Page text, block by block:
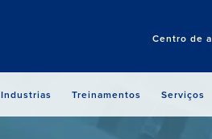
Centro de
Industrias Treinamentos Serviços